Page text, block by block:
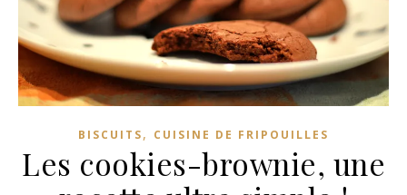
BISCUITS, CUISINE DE FRIPOUILLES
Les cookies-brownie, une